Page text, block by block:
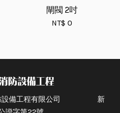
閘閥 2吋
NT$ 0
防設備工程有限公司 新